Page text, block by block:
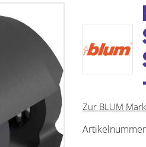
Zur BLUM